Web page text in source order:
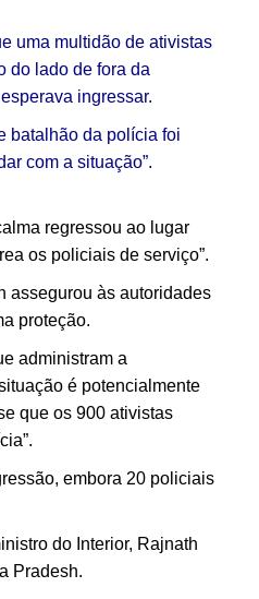
uma multidão de ativistas
do lado de fora da
ingressar.
batalhão da polícia foi
com a situação”.
regressou ao lugar
os policiais de serviço”.
assegurou às autoridades
proteção.
administram a
é potencialmente
que os 900 ativistas
embora 20 policiais
do Interior, Rajnath
Pradesh.